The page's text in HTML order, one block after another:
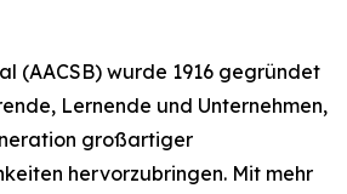
(AACSB) wurde 1916 gegründet
Lernende und Unternehmen,
großartiger
hervorzubringen. Mit mehr